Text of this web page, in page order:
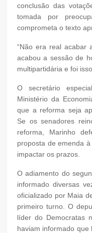
conclusão das
tomada por
comprometa o texto
“Não era real acabar
acabou a sessão de
multipartidária e foi
O secretário
Ministério da
que a reforma seja
Se os senadores
reforma, Marinho
proposta de emenda
impactar os prazos.
O adiamento do
informado diversas
oficializado por Maia
primeiro turno. O
líder do Democratas
haviam informado